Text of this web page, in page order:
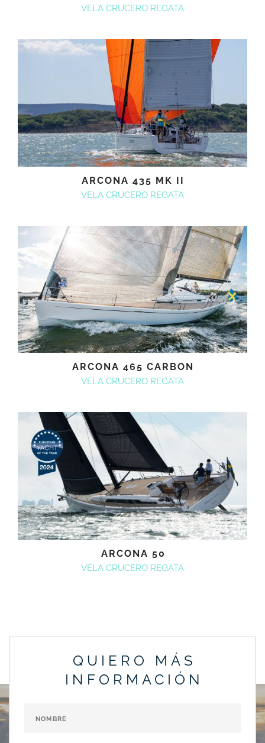
VELA CRUCERO REGATA
ARCONA 435 MK II
VELA CRUCERO REGATA
ARCONA 465 CARBON
VELA CRUCERO REGATA
ARCONA 50
VELA CRUCERO REGATA
QUIERO MÁS
INFORMACIÓN